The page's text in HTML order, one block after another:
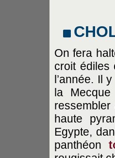
On fera
croit édiles
l’année. Il
la
ressembler
haute
Egypte,
panthéon